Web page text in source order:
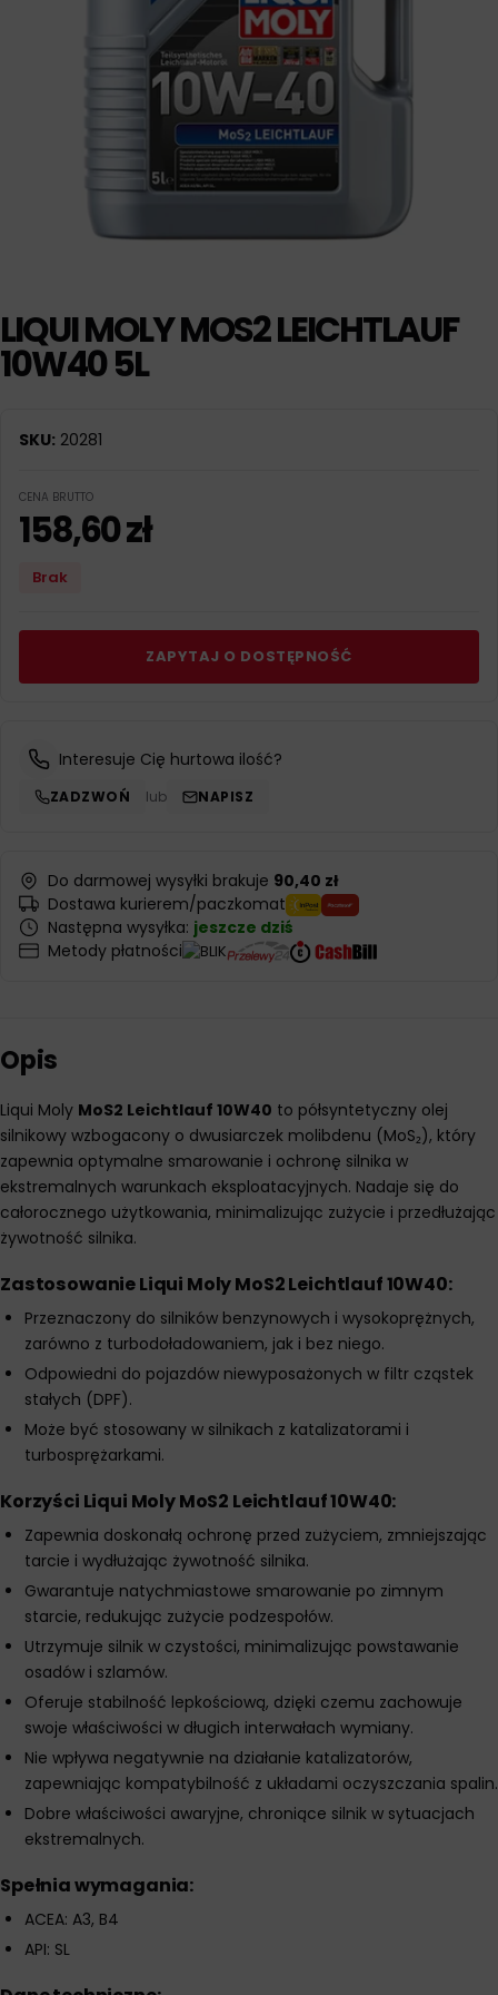
LIQUI MOLY MOS2 LEICHTLAUF
10W40 5L
SKU: 20281
CENA BRUTTO
158,60zł
Brak
ZAPYTAJ O DOSTĘPNOŚĆ
Interesuje Cię hurtowa ilość?
ZADZWOŃ lub NAPISZ
Do darmowej wysyłki brakuje 90,40 zł
Dostawa kurierem/paczkomat
Następna wysyłka: jeszcze dziś
Metody płatności
Opis
Liqui Moly MoS2 Leichtlauf 10W40 to półsyntetyczny olej
silnikowy wzbogacony o dwusiarczek molibdenu (MoS₂), który
zapewnia optymalne smarowanie i ochronę silnika w
ekstremalnych warunkach eksploatacyjnych. Nadaje się do
całorocznego użytkowania, minimalizując zużycie i przedłużając
żywotność silnika.
Zastosowanie Liqui Moly MoS2 Leichtlauf 10W40:
Przeznaczony do silników benzynowych i wysokoprężnych,
zarówno z turbodoładowaniem, jak i bez niego.
Odpowiedni do pojazdów niewyposażonych w filtr cząstek
stałych (DPF).
Może być stosowany w silnikach z katalizatorami i
turbosprężarkami.
Korzyści Liqui Moly MoS2 Leichtlauf 10W40:
Zapewnia doskonałą ochronę przed zużyciem, zmniejszając
tarcie i wydłużając żywotność silnika.
Gwarantuje natychmiastowe smarowanie po zimnym
starcie, redukując zużycie podzespołów.
Utrzymuje silnik w czystości, minimalizując powstawanie
osadów i szlamów.
Oferuje stabilność lepkościową, dzięki czemu zachowuje
swoje właściwości w długich interwałach wymiany.
Nie wpływa negatywnie na działanie katalizatorów,
zapewniając kompatybilność z układami oczyszczania spalin.
Dobre właściwości awaryjne, chroniące silnik w sytuacjach
ekstremalnych.
Spełnia wymagania:
ACEA: A3, B4
API: SL